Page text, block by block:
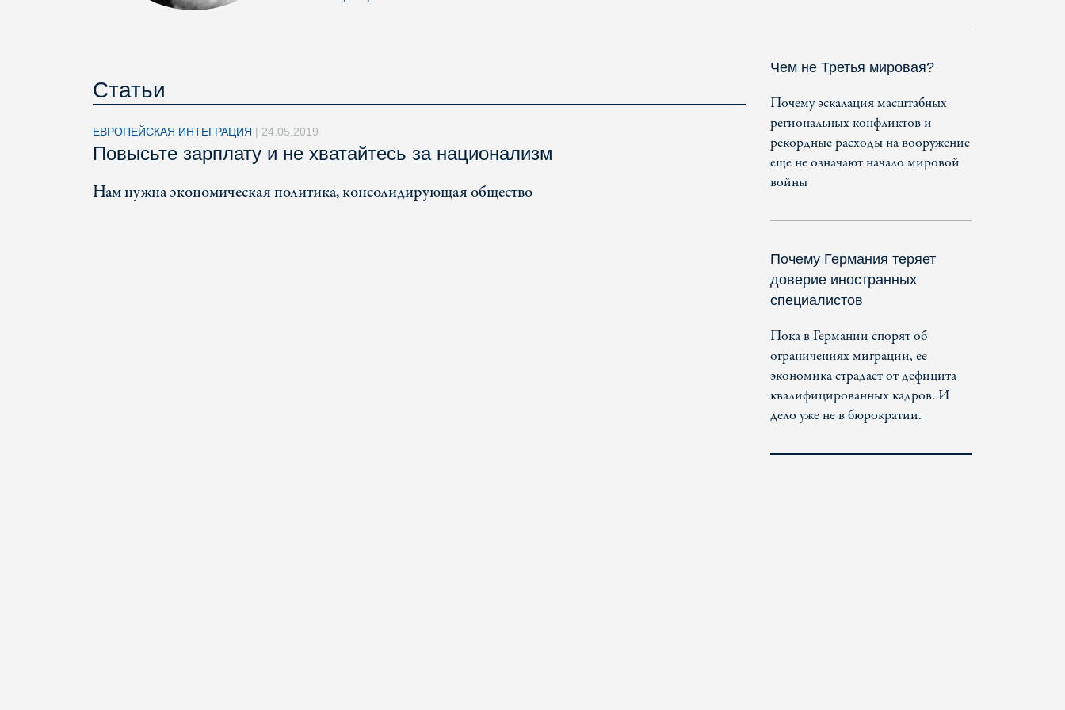
Статьи
ЕВРОПЕЙСКАЯ ИНТЕГРАЦИЯ | 24.05.2019
Повысьте зарплату и не хватайтесь за национализм
Нам нужна экономическая политика, консолидирующая общество
Чем не Третья мировая?
Почему эскалация масштабных
региональных конфликтов и
рекордные расходы на вооружение
еще не означают начало мировой
войны
Почему Германия теряет
доверие иностранных
специалистов
Пока в Германии спорят об
ограничениях миграции, ее
экономика страдает от дефицита
квалифицированных кадров. И
дело уже не в бюрократии.